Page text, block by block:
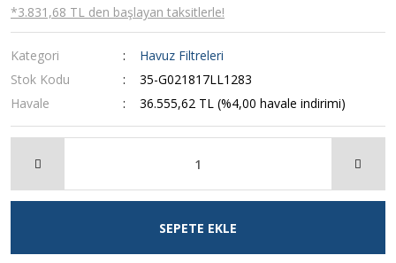
*3.831,68 TL den başlayan taksitlerle!
Kategori
Havuz Filtreleri
Stok Kodu
35-G021817LL1283
Havale
36.555,62 TL (%4,00 havale indirimi)
SEPETE EKLE